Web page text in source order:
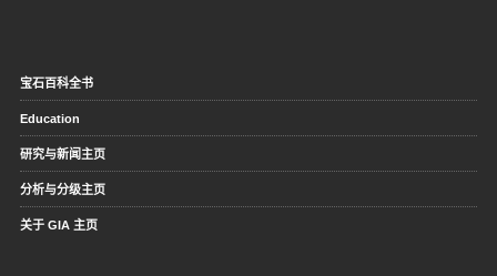
宝石百科全书
Education
研究与新闻主页
分析与分级主页
关于 GIA 主页